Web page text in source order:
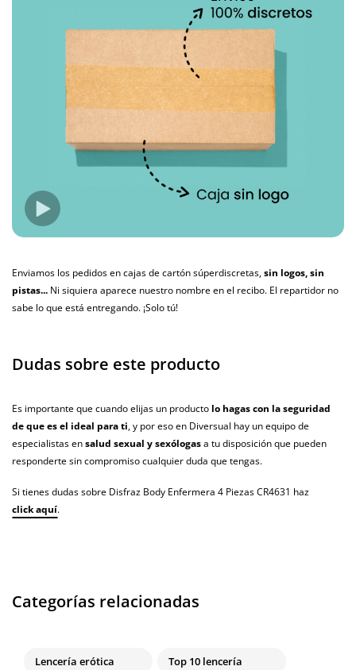
Enviamos los pedidos en cajas de cartón súperdiscretas,sin logos, sin
pistas... Ni siquiera aparece nuestro nombre en el recibo. El repartidor no
sabe lo que está entregando. ¡Solo tú!
Dudas sobre este producto
Es importante que cuando elijas un producto lo hagas con la seguridad
de que es el ideal para ti, y por eso en Diversual hay un equipo de
especialistas ensalud sexual y sexólogasa tu disposición que pueden
responderte sin compromiso cualquier duda que tengas.
Si tienes dudas sobre Disfraz Body Enfermera 4 Piezas CR4631 haz
click aquí.
Categorías relacionadas
Lencería erótica Top 10 lencería